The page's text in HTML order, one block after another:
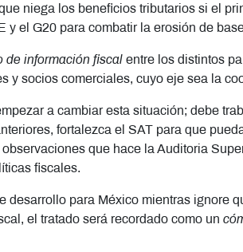
niega los beneficios tributarios si el
y el G20 para combatir la erosión de
de información fiscal entre los distintos
y socios comerciales, cuyo eje sea la
a cambiar esta situación; debe
fortalezca el SAT para que
que hace la Auditoria
fiscales.
desarrollo para México mientras ignore
el tratado será recordado como un